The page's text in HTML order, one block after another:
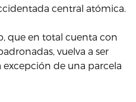
central atómica.
que en total cuenta con
vuelva a ser
de una parcela